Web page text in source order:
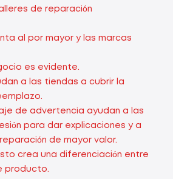
de reparación
al por mayor y las marcas
es evidente.
a las tiendas a cubrir la
de advertencia ayudan a las
para dar explicaciones y a
de mayor valor.
crea una diferenciación entre
producto.